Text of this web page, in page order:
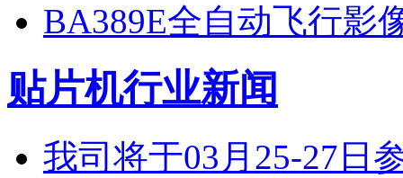
BA389E全自动飞行影
贴片机行业新闻
我司将于03月25-27日